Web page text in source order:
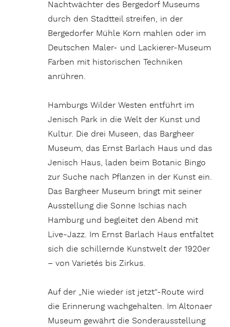
Nachtwächter des Bergedorf Museums
durch den Stadtteil streifen, in der
Bergedorfer Mühle Korn mahlen oder im
Deutschen Maler- und Lackierer-Museum
Farben mit historischen Techniken
anrühren.
Hamburgs Wilder Westen entführt im
Jenisch Park in die Welt der Kunst und
Kultur. Die drei Museen, das Bargheer
Museum, das Ernst Barlach Haus und das
Jenisch Haus, laden beim Botanic Bingo
zur Suche nach Pflanzen in der Kunst ein.
Das Bargheer Museum bringt mit seiner
Ausstellung die Sonne Ischias nach
Hamburg und begleitet den Abend mit
Live-Jazz. Im Ernst Barlach Haus entfaltet
sich die schillernde Kunstwelt der 1920er
– von Varietés bis Zirkus.
Auf der „Nie wieder ist jetzt“-Route wird
die Erinnerung wachgehalten. Im Altonaer
Museum gewährt die Sonderausstellung